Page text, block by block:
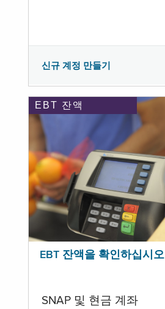
신규 계정 만들기
EBT 잔액
EBT 잔액을 확인하십시오
SNAP 및 현금 계좌